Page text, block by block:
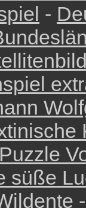
-
Puzzle
süße